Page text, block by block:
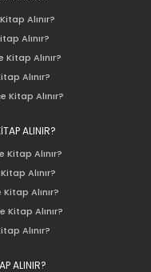
Alınır?
Alınır?
Alınır?
Alınır?
Kitap Alınır?
ALINIR?
Kitap Alınır?
Alınır?
Alınır?
Kitap Alınır?
Alınır?
ALINIR?